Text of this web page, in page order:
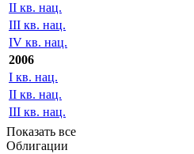
II кв. нац.
III кв. нац.
IV кв. нац.
2006
I кв. нац.
II кв. нац.
III кв. нац.
Показать все
Облигации